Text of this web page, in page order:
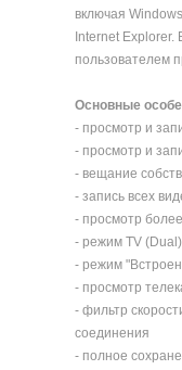
включая
Internet
пользователем
Основные
- просмотр и
- просмотр и
- вещание
- запись всех
- просмотр
- режим TV
- режим
- просмотр
- фильтр
соединения
- полное